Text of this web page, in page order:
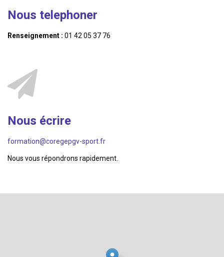
Nous telephoner
Renseignement : 01 42 05 37 76
Nous écrire
formation@coregepgv-sport.fr
Nous vous répondrons rapidement.